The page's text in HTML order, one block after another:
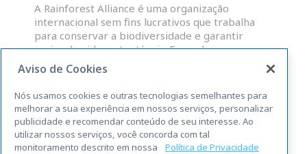
A Rainforest Alliance é uma organização
internacional sem fins lucrativos que trabalha
para conservar a biodiversidade e garantir
meios de vida sustentáveis. Fazendas,
administradores de grupos e OP que atendam às
normas abrangentes da RAS para a
sustentabilidade, são elegíveis para uma licença
para o uso do selo Rainforest Alliance
LEIA MAIS »
Aviso de Cookies
Nós usamos cookies e outras tecnologias semelhantes para
melhorar a sua experiência em nossos serviços, personalizar
publicidade e recomendar conteúdo de seu interesse. Ao
utilizar nossos serviços, você concorda com tal
monitoramento descrito em nossa
Política de Privacidade